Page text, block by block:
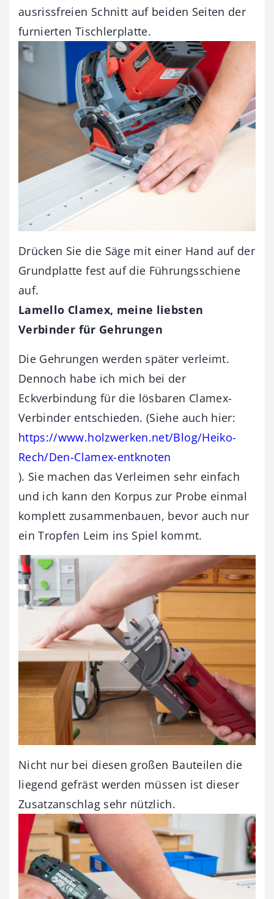
ausrissfreien Schnitt auf beiden Seiten der
furnierten Tischlerplatte.
Drücken Sie die Säge mit einer Hand auf der
Grundplatte fest auf die Führungsschiene
auf.
Lamello Clamex, meine liebsten
Verbinder für Gehrungen
Die Gehrungen werden später verleimt.
Dennoch habe ich mich bei der
Eckverbindung für die lösbaren Clamex-
Verbinder entschieden. (Siehe auch hier:
https://www.holzwerken.net/Blog/Heiko-
Rech/Den-Clamex-entknoten
). Sie machen das Verleimen sehr einfach
und ich kann den Korpus zur Probe einmal
komplett zusammenbauen, bevor auch nur
ein Tropfen Leim ins Spiel kommt.
Nicht nur bei diesen großen Bauteilen die
liegend gefräst werden müssen ist dieser
Zusatzanschlag sehr nützlich.